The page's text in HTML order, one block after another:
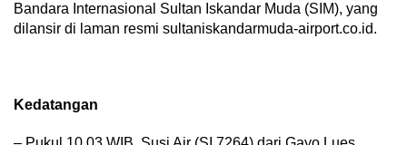
Bandara Internasional Sultan Iskandar Muda (SIM), yang
dilansir di laman resmi sultaniskandarmuda-airport.co.id.
Kedatangan